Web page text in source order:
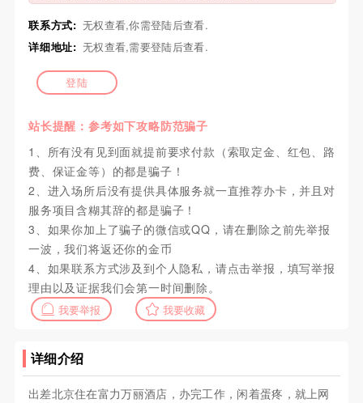
联系方式: 无权查看,你需登陆后查看.
详细地址: 无权查看,需要登陆后查看.
登陆
站长提醒：参考如下攻略防范骗子
1、所有没有见到面就提前要求付款（索取定金、红包、路
费、保证金等）的都是骗子！
2、进入场所后没有提供具体服务就一直推荐办卡，并且对
服务项目含糊其辞的都是骗子！
3、如果你加上了骗子的微信或QQ，请在删除之前先举报
一波，我们将返还你的金币
4、如果联系方式涉及到个人隐私，请点击举报，填写举报
理由以及证据我们会第一时间删除。
我要举报 我要收藏
详细介绍
出差北京住在富力万丽酒店，办完工作，闲着蛋疼，就上网